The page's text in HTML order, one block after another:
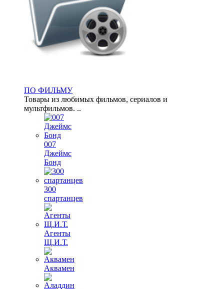
ПО ФИЛЬМУ
Товары из любимых фильмов, сериалов и
мультфильмов. ..
007
Джеймс
Бонд
300
спартанцев
Агенты
Щ.И.Т.
Аквамен